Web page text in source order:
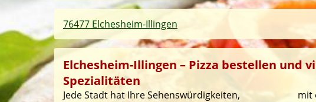
76477 Elchesheim-Illingen
Elchesheim-Illingen – Pizza bestellen und
Spezialitäten
Jede Stadt hat Ihre Sehenswürdigkeiten,
mit